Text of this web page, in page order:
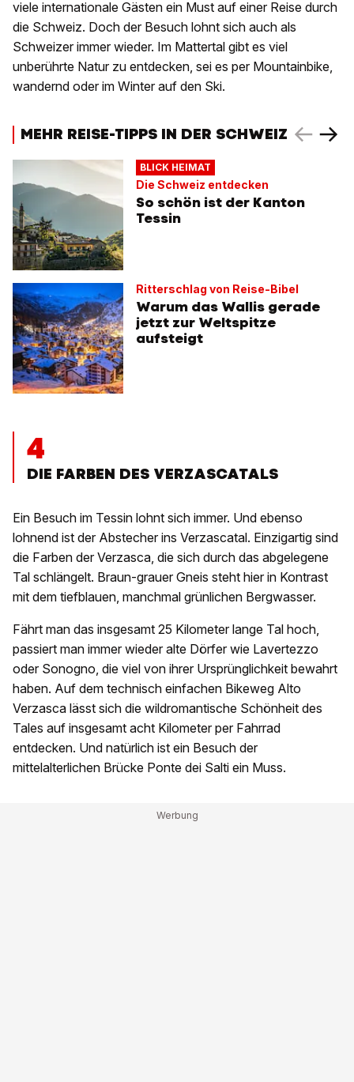
viele internationale Gästen ein Must auf einer Reise durch
die Schweiz. Doch der Besuch lohnt sich auch als
Schweizer immer wieder. Im Mattertal gibt es viel
unberührte Natur zu entdecken, sei es per Mountainbike,
wandernd oder im Winter auf den Ski.
MEHR REISE-TIPPS IN DER SCHWEIZ
BLICK HEIMAT
Die Schweiz entdecken
So schön ist der Kanton
Tessin
Ritterschlag von Reise-Bibel
Warum das Wallis gerade
jetzt zur Weltspitze
aufsteigt
4
DIE FARBEN DES VERZASCATALS
Ein Besuch im Tessin lohnt sich immer. Und ebenso
lohnend ist der Abstecher ins Verzascatal. Einzigartig sind
die Farben der Verzasca, die sich durch das abgelegene
Tal schlängelt. Braun-grauer Gneis steht hier in Kontrast
mit dem tiefblauen, manchmal grünlichen Bergwasser.
Fährt man das insgesamt 25 Kilometer lange Tal hoch,
passiert man immer wieder alte Dörfer wie Lavertezzo
oder Sonogno, die viel von ihrer Ursprünglichkeit bewahrt
haben. Auf dem technisch einfachen Bikeweg Alto
Verzasca lässt sich die wildromantische Schönheit des
Tales auf insgesamt acht Kilometer per Fahrrad
entdecken. Und natürlich ist ein Besuch der
mittelalterlichen Brücke Ponte dei Salti ein Muss.